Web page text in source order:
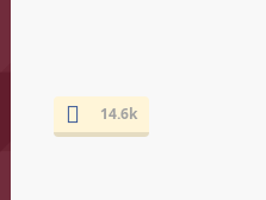
14.6k